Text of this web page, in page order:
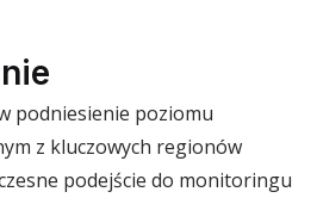
podniesienie poziomu
z kluczowych regionów
podejście do monitoringu